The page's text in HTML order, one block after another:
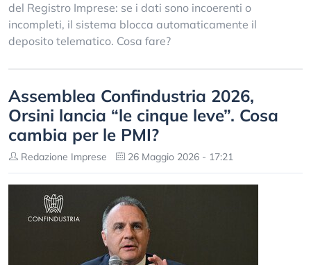
del Registro Imprese: se i dati sono incoerenti o
incompleti, il sistema blocca automaticamente il
deposito telematico. Cosa fare?
Assemblea Confindustria 2026,
Orsini lancia “le cinque leve”. Cosa
cambia per le PMI?
Redazione Imprese 26 Maggio 2026 - 17:21